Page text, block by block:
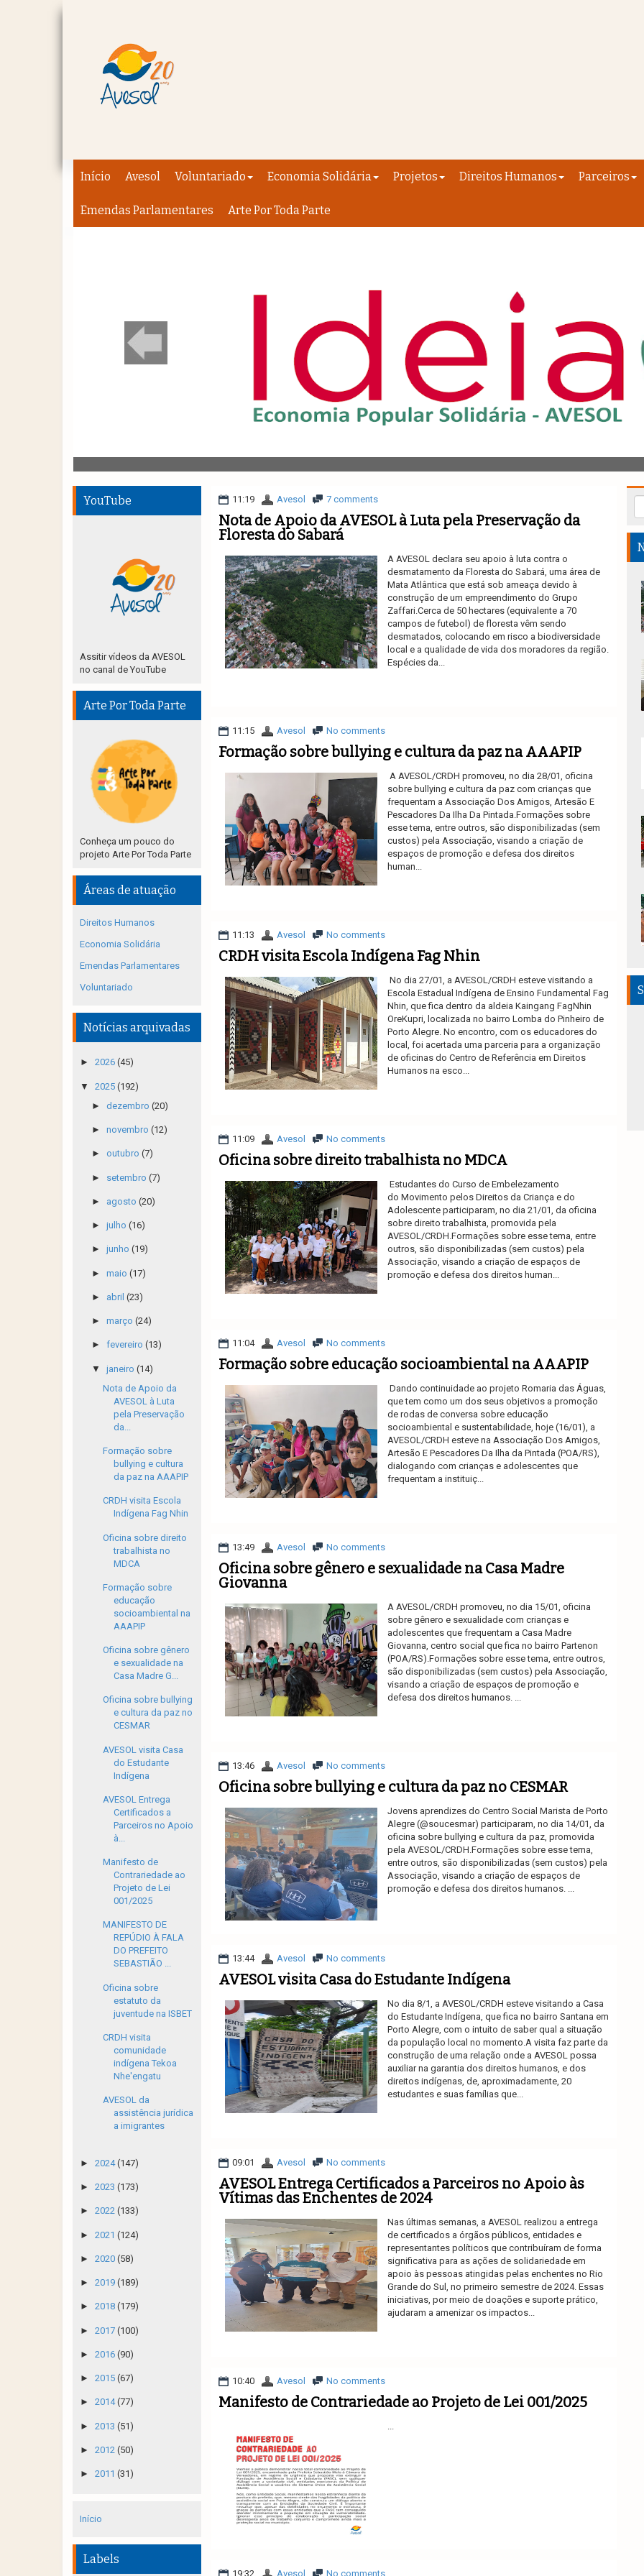
Início Avesol Voluntariado Economia Solidária Projetos Direitos Humanos Parceiros
Emendas Parlamentares Arte Por Toda Parte
11:19 Avesol 7 comments
Nota de Apoio da AVESOL à Luta pela Preservação da
Floresta do Sabará
A AVESOL declara seu apoio à luta contra o
desmatamento da Floresta do Sabará, uma área de
Mata Atlântica que está sob ameaça devido à
construção de um empreendimento do Grupo
Zaffari.Cerca de 50 hectares (equivalente a 70
campos de futebol) de floresta vêm sendo
desmatados, colocando em risco a biodiversidade
local e a qualidade de vida dos moradores da região.
Espécies da...
11:15 Avesol No comments
Formação sobre bullying e cultura da paz na AAAPIP
A AVESOL/CRDH promoveu, no dia 28/01, oficina
sobre bullying e cultura da paz com crianças que
frequentam a Associação Dos Amigos, Artesão E
Pescadores Da Ilha Da Pintada.Formações sobre
esse tema, entre outros, são disponibilizadas (sem
custos) pela Associação, visando a criação de
espaços de promoção e defesa dos direitos
human...
11:13 Avesol No comments
CRDH visita Escola Indígena Fag Nhin
No dia 27/01, a AVESOL/CRDH esteve visitando a
Escola Estadual Indígena de Ensino Fundamental Fag
Nhin, que fica dentro da aldeia Kaingang FagNhin
OreKupri, localizada no bairro Lomba do Pinheiro de
Porto Alegre. No encontro, com os educadores do
local, foi acertada uma parceria para a organização
de oficinas do Centro de Referência em Direitos
Humanos na esco...
11:09 Avesol No comments
Oficina sobre direito trabalhista no MDCA
Estudantes do Curso de Embelezamento
do Movimento pelos Direitos da Criança e do
Adolescente participaram, no dia 21/01, da oficina
sobre direito trabalhista, promovida pela
AVESOL/CRDH.Formações sobre esse tema, entre
outros, são disponibilizadas (sem custos) pela
Associação, visando a criação de espaços de
promoção e defesa dos direitos human...
11:04 Avesol No comments
Formação sobre educação socioambiental na AAAPIP
Dando continuidade ao projeto Romaria das Águas,
que tem como um dos seus objetivos a promoção
de rodas de conversa sobre educação
socioambiental e sustentabilidade, hoje (16/01), a
AVESOL/CRDH esteve na Associação Dos Amigos,
Artesão E Pescadores Da Ilha da Pintada (POA/RS),
dialogando com crianças e adolescentes que
frequentam a instituiç...
13:49 Avesol No comments
Oficina sobre gênero e sexualidade na Casa Madre
Giovanna
A AVESOL/CRDH promoveu, no dia 15/01, oficina
sobre gênero e sexualidade com crianças e
adolescentes que frequentam a Casa Madre
Giovanna, centro social que fica no bairro Partenon
(POA/RS).Formações sobre esse tema, entre outros,
são disponibilizadas (sem custos) pela Associação,
visando a criação de espaços de promoção e
defesa dos direitos humanos. ...
13:46 Avesol No comments
Oficina sobre bullying e cultura da paz no CESMAR
Jovens aprendizes do Centro Social Marista de Porto
Alegre (@soucesmar) participaram, no dia 14/01, da
oficina sobre bullying e cultura da paz, promovida
pela AVESOL/CRDH.Formações sobre esse tema,
entre outros, são disponibilizadas (sem custos) pela
Associação, visando a criação de espaços de
promoção e defesa dos direitos humanos. ...
13:44 Avesol No comments
AVESOL visita Casa do Estudante Indígena
No dia 8/1, a AVESOL/CRDH esteve visitando a Casa
do Estudante Indígena, que fica no bairro Santana em
Porto Alegre, com o intuito de saber qual a situação
da população local no momento.A visita faz parte da
construção de uma relação onde a AVESOL possa
auxiliar na garantia dos direitos humanos, e dos
direitos indígenas, de, aproximadamente, 20
estudantes e suas famílias que...
09:01 Avesol No comments
AVESOL Entrega Certificados a Parceiros no Apoio às
Vítimas das Enchentes de 2024
Nas últimas semanas, a AVESOL realizou a entrega
de certificados a órgãos públicos, entidades e
representantes políticos que contribuíram de forma
significativa para as ações de solidariedade em
apoio às pessoas atingidas pelas enchentes no Rio
Grande do Sul, no primeiro semestre de 2024. Essas
iniciativas, por meio de doações e suporte prático,
ajudaram a amenizar os impactos...
10:40 Avesol No comments
Manifesto de Contrariedade ao Projeto de Lei 001/2025
...
19:32 Avesol No comments
YouTube
Assitir vídeos da AVESOL
no canal de YouTube
Arte Por Toda Parte
Conheça um pouco do
projeto Arte Por Toda Parte
Áreas de atuação
Direitos Humanos
Economia Solidária
Emendas Parlamentares
Voluntariado
Notícias arquivadas
► 2026 (45)
▼ 2025 (192)
► dezembro (20)
► novembro (12)
► outubro (7)
► setembro (7)
► agosto (20)
► julho (16)
► junho (19)
► maio (17)
► abril (23)
► março (24)
► fevereiro (13)
▼ janeiro (14)
Nota de Apoio da
AVESOL à Luta
pela Preservação
da...
Formação sobre
bullying e cultura
da paz na AAAPIP
CRDH visita Escola
Indígena Fag Nhin
Oficina sobre direito
trabalhista no
MDCA
Formação sobre
educação
socioambiental na
AAAPIP
Oficina sobre gênero
e sexualidade na
Casa Madre G...
Oficina sobre bullying
e cultura da paz no
CESMAR
AVESOL visita Casa
do Estudante
Indígena
AVESOL Entrega
Certificados a
Parceiros no Apoio
à...
Manifesto de
Contrariedade ao
Projeto de Lei
001/2025
MANIFESTO DE
REPÚDIO À FALA
DO PREFEITO
SEBASTIÃO ...
Oficina sobre
estatuto da
juventude na ISBET
CRDH visita
comunidade
indígena Tekoa
Nhe'engatu
AVESOL da
assistência jurídica
a imigrantes
► 2024(147)
► 2023 (173)
► 2022 (133)
► 2021 (124)
► 2020 (58)
► 2019 (189)
► 2018 (179)
► 2017 (100)
► 2016 (90)
► 2015 (67)
► 2014(77)
► 2013 (51)
► 2012 (50)
► 2011 (31)
Início
Labels